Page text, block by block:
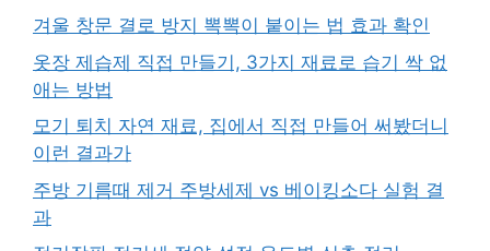
겨울 창문 결로 방지 뽁뽁이 붙이는 법 효과 확인
옷장 제습제 직접 만들기, 3가지 재료로 습기 싹 없
애는 방법
모기 퇴치 자연 재료, 집에서 직접 만들어 써봤더니
이런 결과가
주방 기름때 제거 주방세제 vs 베이킹소다 실험 결
과